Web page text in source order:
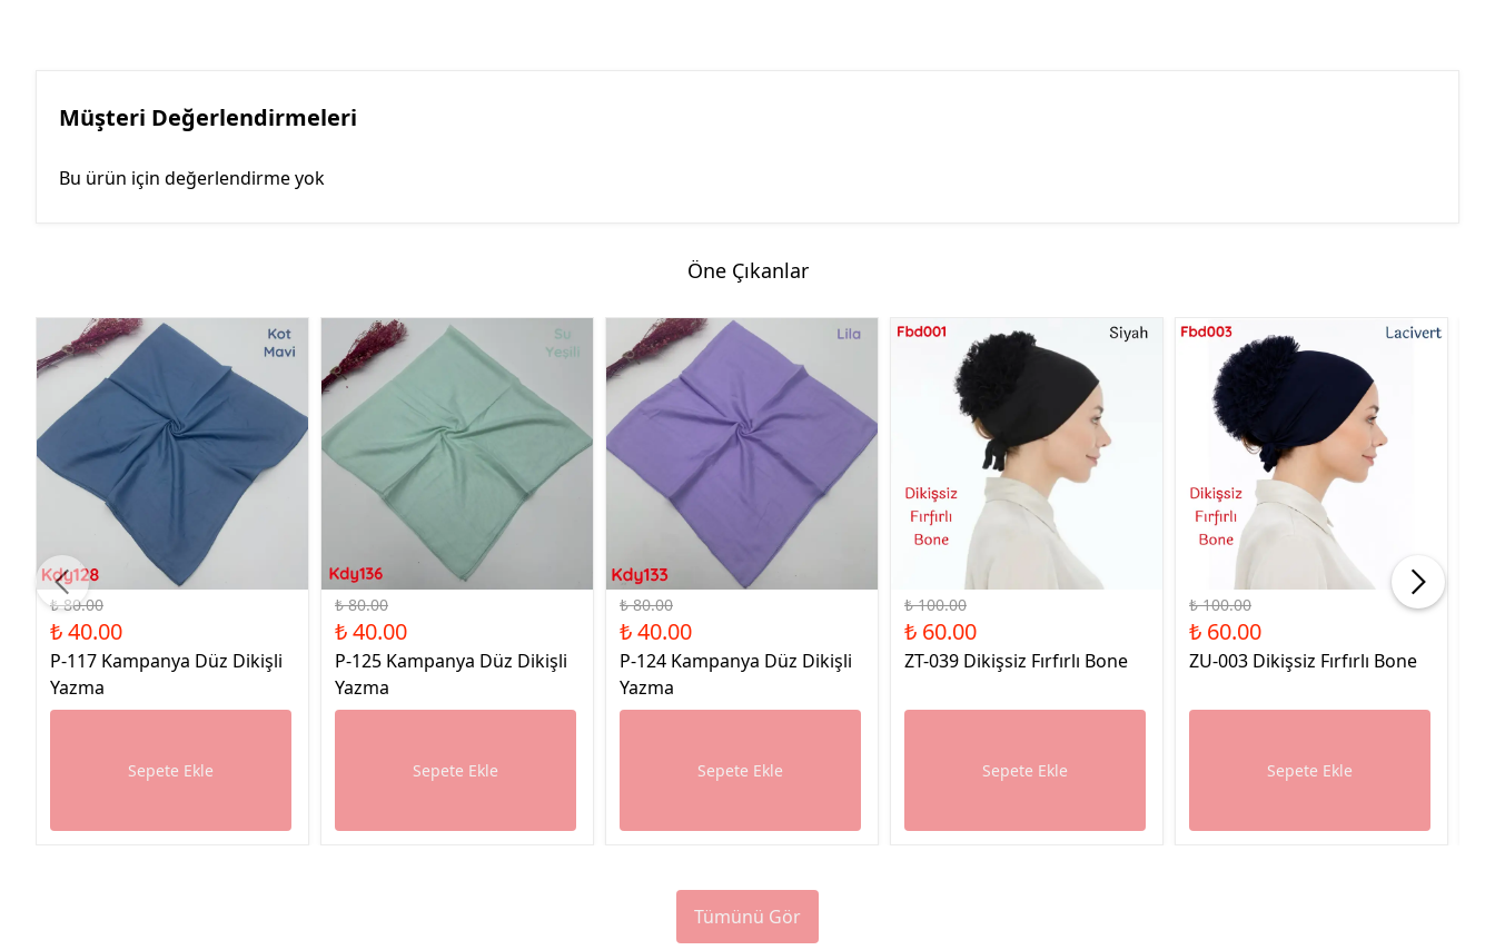
Müşteri Değerlendirmeleri
Bu ürün için değerlendirme yok
Öne Çıkanlar
%50 İndirim
₺ 80.00
₺ 40.00
P-117 Kampanya Düz Dikişli
Yazma
Sepete Ekle
%50 İndirim
₺ 80.00
₺ 40.00
P-125 Kampanya Düz Dikişli
Yazma
Sepete Ekle
%50 İndirim
₺ 80.00
₺ 40.00
P-124 Kampanya Düz Dikişli
Yazma
Sepete Ekle
%40 İndirim
₺ 100.00
₺ 60.00
ZT-039 Dikişsiz Fırfırlı Bone
Sepete Ekle
₺ 100.00
₺ 60.00
ZU-003 Dikişsiz Fırfırlı Bone
Sepete Ekle
Tümünü Gör